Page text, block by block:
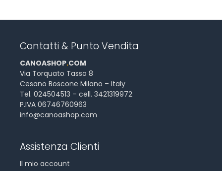
Contatti & Punto Vendita
CANOASHOP.COM
Via Torquato Tasso 8
Cesano Boscone Milano – Italy
Tel. 024504513 – cell. 3421319972
P.IVA 06746760963
info@canoashop.com
Assistenza Clienti
Il mio account